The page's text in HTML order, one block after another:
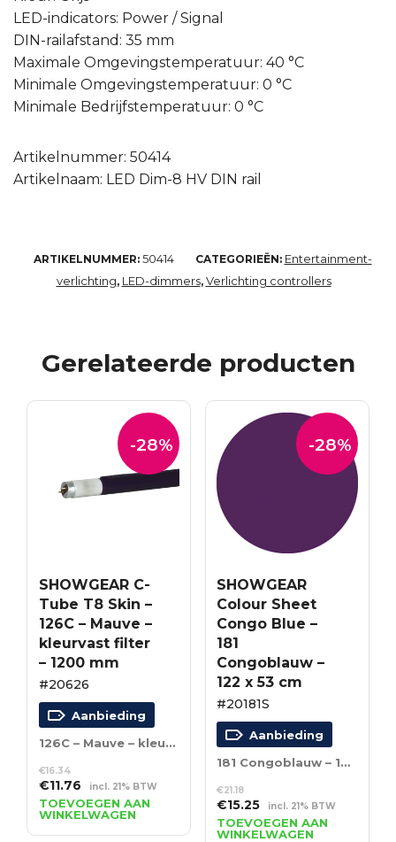
LED-indicators: Power / Signal
DIN-railafstand: 35 mm
Maximale Omgevingstemperatuur: 40 °C
Minimale Omgevingstemperatuur: 0 °C
Minimale Bedrijfstemperatuur: 0 °C
Artikelnummer: 50414
Artikelnaam: LED Dim-8 HV DIN rail
ARTIKELNUMMER: 50414 CATEGORIEËN: Entertainment-
verlichting, LED-dimmers, Verlichting controllers
Gerelateerde producten
-28%
SHOWGEAR C-
Tube T8 Skin –
126C – Mauve –
kleurvast filter
– 1200 mm
#20626
Aanbieding
126C – Mauve – kleurvast filter – 1200 mm
€16.34
Oorspronkelijke
prijs
was:
€16.34.
€11.76Huidige
prijs
is:
€11.76.
incl. 21% BTW
TOEVOEGEN AAN
WINKELWAGEN
-28%
SHOWGEAR
Colour Sheet
Congo Blue –
181
Congoblauw –
122 x 53 cm
#20181S
Aanbieding
181 Congoblauw – 122 x 53 cm
€21.18
Oorspronkelijke
prijs
was:
€15.25Huidige
prijs
is:
incl. 21% BTW
TOEVOEGEN AAN
WINKELWAGEN